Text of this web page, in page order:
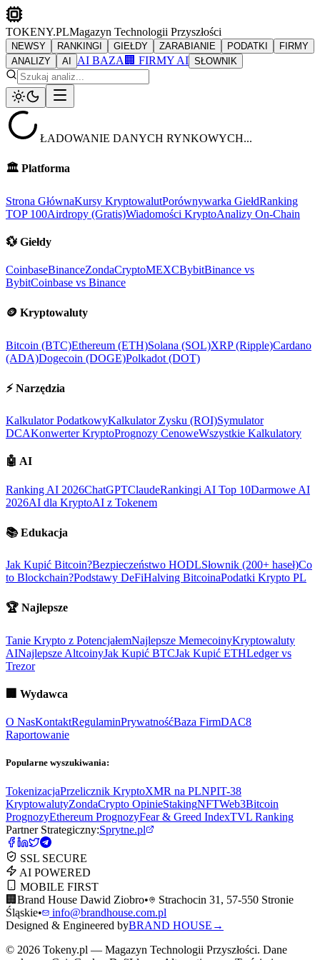
TOKENY.PLMagazyn Technologii Przyszłości
NEWSY RANKINGI GIEŁDY ZARABIANIE PODATKI
FIRMY
ANALIZY
AI AI BAZA 🏢 FIRMY AI SŁOWNIK
ŁADOWANIE DANYCH RYNKOWYCH...
🏛️ Platforma
Strona GłównaKursy KryptowalutPorównywarka GiełdRanking
TOP 100Airdropy (Gratis)Wiadomości KryptoAnalizy On-Chain
💱 Giełdy
CoinbaseBinanceZondaCryptoMEXCBybitBinance vs
BybitCoinbase vs Binance
🪙 Kryptowaluty
Bitcoin (BTC)Ethereum (ETH)Solana (SOL)XRP (Ripple)Cardano
(ADA)Dogecoin (DOGE)Polkadot (DOT)
⚡ Narzędzia
Kalkulator PodatkowyKalkulator Zysku (ROI)Symulator
DCAKonwerter KryptoPrognozy CenoweWszystkie Kalkulatory
🤖 AI
Ranking AI 2026ChatGPTClaudeRankingi AI Top 10Darmowe AI
2026AI dla KryptoAI z Tokenem
📚 Edukacja
Jak Kupić Bitcoin?Bezpieczeństwo HODLSłownik (200+ haseł)Co
to Blockchain?Podstawy DeFiHalving BitcoinaPodatki Krypto PL
🏆 Najlepsze
Tanie Krypto z PotencjałemNajlepsze MemecoinyKryptowaluty
AINajlepsze AltcoinyJak Kupić BTCJak Kupić ETHLedger vs
Trezor
🏢 Wydawca
O NasKontaktRegulaminPrywatnośćBaza FirmDAC8
Raportowanie
Popularne wyszukiwania:
TokenizacjaPrzelicznik KryptoXMR na PLNPIT-38
KryptowalutyZondaCrypto OpinieStakingNFTWeb3Bitcoin
PrognozyEthereum PrognozyFear & Greed IndexTVL Ranking
Partner Strategiczny:Sprytne.pl
SSL SECURE
AI POWERED
MOBILE FIRST
🏢 Brand House Dawid Ziobro•
Strachocin 31, 57-550 Stronie
Śląskie•
info@brandhouse.com.pl
Designed & Engineered byBRAND HOUSE →
© 2026 Tokeny.pl — Magazyn Technologii Przyszłości. Dane